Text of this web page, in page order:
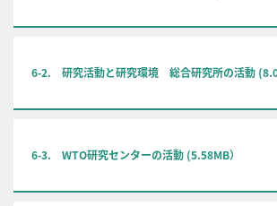
6-2. 研究活動と研究環境 総合研究所の活動
6-3. WTO研究センターの活動 (5.58MB）